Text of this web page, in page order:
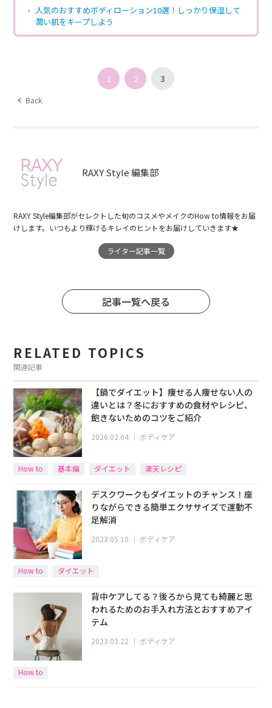
人気のおすすめボディローション10選！しっかり保湿して
潤い肌をキープしよう
Back
1 2 3
RAXY Style 編集部
RAXY Style編集部がセレクトした旬のコスメやメイクのHow to情報をお届
けします。いつもより輝けるキレイのヒントをお届けしていきます★
ライター記事一覧
記事一覧へ戻る
RELATED TOPICS
関連記事
【鍋でダイエット】痩せる人痩せない人の
違いとは？冬におすすめの食材やレシピ、
飽きないためのコツをご紹介
2026.02.04 ｜ボディケア
How to 基本編 ダイエット 楽天レシピ
デスクワークもダイエットのチャンス！座
りながらできる簡単エクササイズで運動不
足解消
2023.05.10 ｜ボディケア
How to ダイエット
背中ケアしてる？後ろから見ても綺麗と思
われるためのお手入れ方法とおすすめアイ
テム
2023.03.22 ｜ボディケア
How to